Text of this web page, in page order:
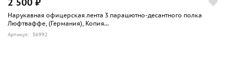
2 500 ₽
Нарукавная офицерская лента 3 парашютно-десантного полка
Люфтваффе, (Германия), Копия...
Артикул: 36992